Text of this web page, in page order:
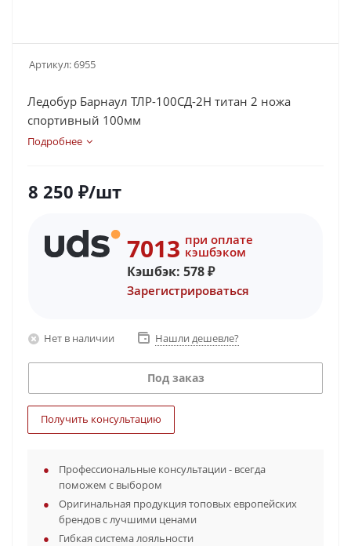
Артикул:6955
Ледобур Барнаул ТЛР-100СД-2Н титан 2 ножа
спортивный 100мм
Подробнее
8 250 ₽/шт
7013 при оплате
кэшбэком
Кэшбэк: 578₽
Зарегистрироваться
Нет в наличии Нашли дешевле?
Под заказ
Получить консультацию
Профессиональные консультации - всегда
поможем с выбором
Оригинальная продукция топовых европейских
брендов с лучшими ценами
Гибкая система лояльности